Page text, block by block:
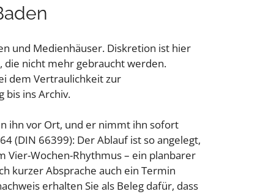
und Medienhäuser. Diskretion ist hier
die nicht mehr gebraucht werden.
dem Vertraulichkeit zur
bis ins Archiv.
ihn vor Ort, und er nimmt ihn sofort
(DIN 66399): Der Ablauf ist so angelegt,
Vier-Wochen-Rhythmus – ein planbarer
kurzer Absprache auch ein Termin
erhalten Sie als Beleg dafür, dass